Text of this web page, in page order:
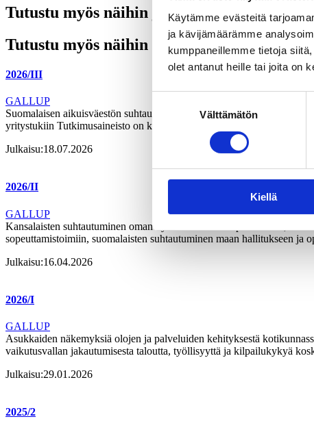
Käytämme evästeitä
ja kävijämäärämme
kumppaneillemme tietoja
olet antanut heille tai joita on
valinta
Välttämätön
Kiellä
Tutustu myös näihin julkaisuihin
Tutustu myös näihin gallupeihin
2026/III
GALLUP
Suomalaisen aikuisväestön suhtautuminen oman asuinkunnan
yritystukiin Tutkimusaineisto on koottu Gallup Kanavalla 1.6.–4.6.2026.
Julkaisu:18.07.2026
2026/II
GALLUP
Kansalaisten suhtautuminen oman hyvinvointialueen palveluihin,
sopeuttamistoimiin, suomalaisten suhtautuminen maan hallitukseen
Julkaisu:16.04.2026
2026/I
GALLUP
Asukkaiden näkemyksiä olojen ja palveluiden kehityksestä
vaikutusvallan jakautumisesta taloutta, työllisyyttä ja kilpailukykyä
Julkaisu:29.01.2026
2025/2